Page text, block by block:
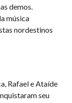
demos.
música
nordestinos
Rafael e Ataíde
seu